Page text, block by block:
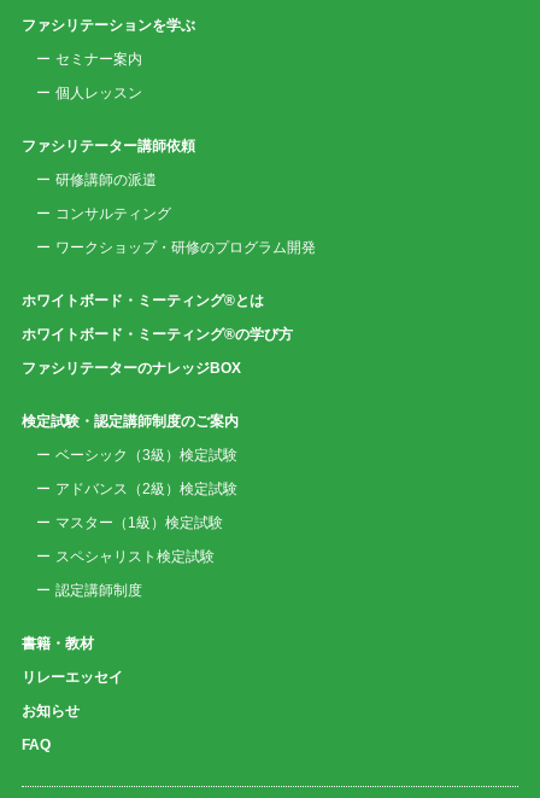
ファシリテーションを学ぶ
セミナー案内
個人レッスン
ファシリテーター講師依頼
研修講師の派遣
コンサルティング
ワークショップ・研修のプログラム開発
ホワイトボード・ミーティング®とは
ホワイトボード・ミーティング®の学び方
ファシリテーターのナレッジBOX
検定試験・認定講師制度のご案内
ベーシック（3級）検定試験
アドバンス（2級）検定試験
マスター（1級）検定試験
スペシャリスト検定試験
認定講師制度
書籍・教材
リレーエッセイ
お知らせ
FAQ